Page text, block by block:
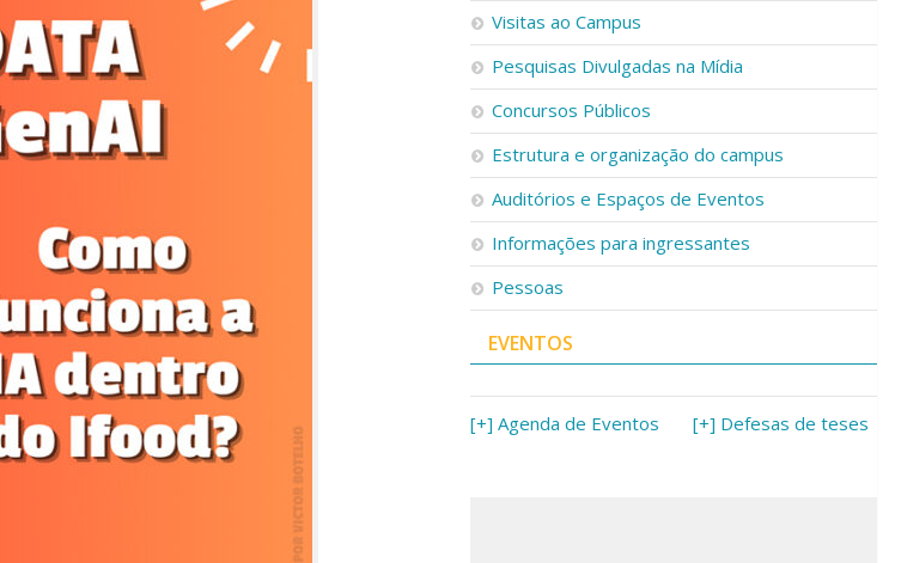
Visitas ao Campus
Pesquisas Divulgadas na Mídia
Concursos Públicos
Estrutura e organização do campus
Auditórios e Espaços de Eventos
Informações para ingressantes
Pessoas
EVENTOS
[+] Agenda de Eventos [+] Defesas de teses